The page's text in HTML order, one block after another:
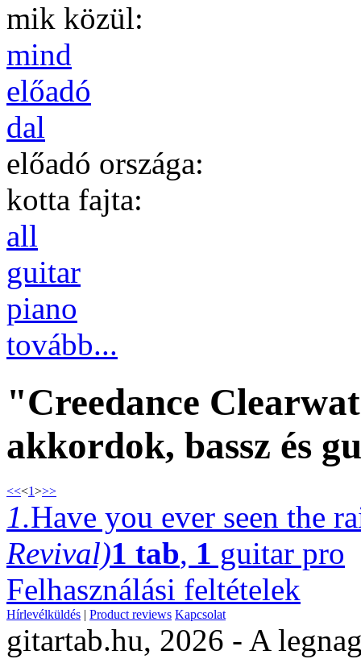
mik közül:
mind
előadó
dal
előadó országa:
kotta fajta:
all
guitar
piano
tovább...
"Creedance
akkordok, bassz és
<<<1>>>
1.Have you ever seen the
Revival)1 tab, 1 guitar pro
Felhasználási feltételek
Hírlevélküldés | Product reviews Kapcsolat
gitartab.hu, 2026 - A